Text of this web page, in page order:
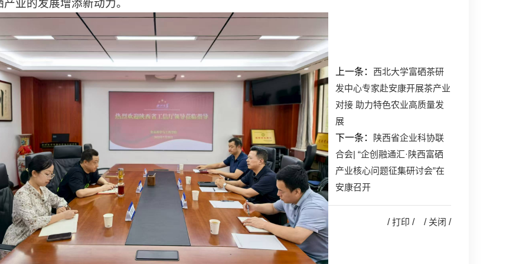
产业的发展增添新动力。
上一条： 西北大学富硒茶研
发中心专家赴安康开展茶产业
对接 助力特色农业高质量发
展
下一条：
陕西省企业科协联
合会| “企创融通汇·陕西富硒
产业核心问题征集研讨会”在
安康召开
/打印 / / 关闭 /